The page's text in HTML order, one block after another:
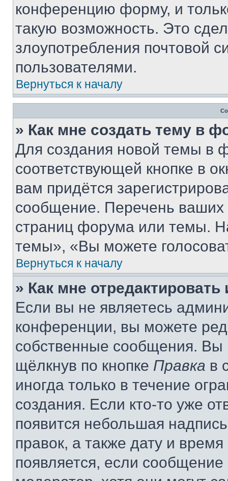
конференцию форму, и
такую возможность. Это
злоупотребления почтовой
пользователями.
Вернуться к началу
» Как мне создать тему в
Для создания новой темы в
соответствующей кнопке в
вам придётся
сообщение. Перечень ваших
страниц форума или темы.
темы», «Вы можете
Вернуться к началу
» Как мне
Если вы не являетесь
конференции, вы можете
собственные сообщения. Вы
щёлкнув по кнопке Правка в
иногда только в течение
создания. Если кто-то уже
появится небольшая
правок, а также дату и
появляется, если